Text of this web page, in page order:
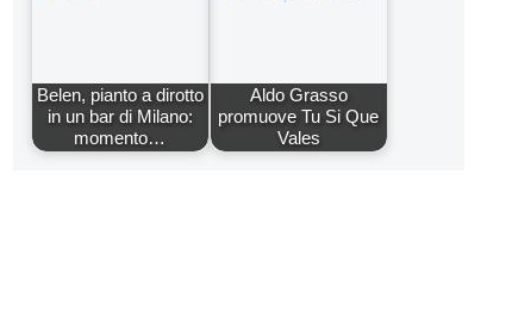
Belen, pianto a dirotto
in un bar di Milano:
momento…
Aldo Grasso
promuove Tu Si Que
Vales